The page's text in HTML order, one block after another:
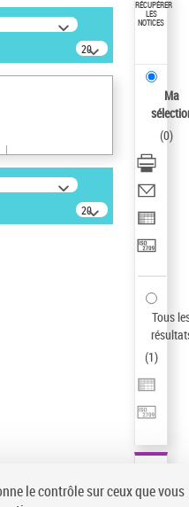
20
résultats/page
20
résultats/page
RÉCUPÉRER
LES
NOTICES
Ma
(0)
Tous
(1)
le contrôle sur ceux que vous